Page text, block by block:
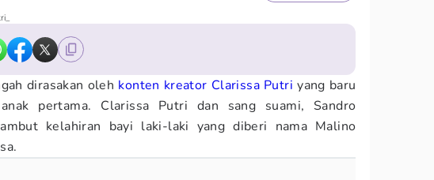
dirasakan oleh konten kreator Clarissa Putri yang baru
pertama. Clarissa Putri dan sang suami, Sandro
kelahiran bayi laki-laki yang diberi nama Malino